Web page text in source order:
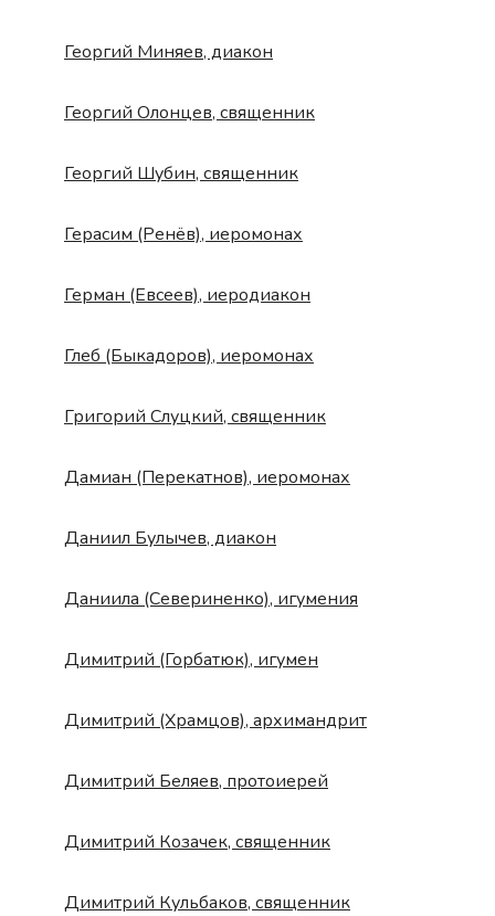
Георгий Миняев, диакон
Георгий Олонцев, священник
Георгий Шубин, священник
Герасим (Ренёв), иеромонах
Герман (Евсеев), иеродиакон
Глеб (Быкадоров), иеромонах
Григорий Слуцкий, священник
Дамиан (Перекатнов), иеромонах
Даниил Булычев, диакон
Даниила (Севериненко), игумения
Димитрий (Горбатюк), игумен
Димитрий (Храмцов), архимандрит
Димитрий Беляев, протоиерей
Димитрий Козачек, священник
Димитрий Кульбаков, священник